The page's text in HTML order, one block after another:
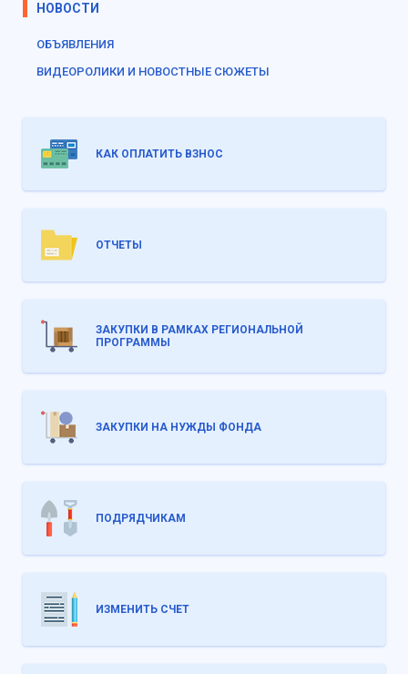
НОВОСТИ
ОБЪЯВЛЕНИЯ
ВИДЕОРОЛИКИ И НОВОСТНЫЕ СЮЖЕТЫ
КАК ОПЛАТИТЬ ВЗНОС
ОТЧЕТЫ
ЗАКУПКИ В РАМКАХ РЕГИОНАЛЬНОЙ
ПРОГРАММЫ
ЗАКУПКИ НА НУЖДЫ ФОНДА
ПОДРЯДЧИКАМ
ИЗМЕНИТЬ СЧЕТ